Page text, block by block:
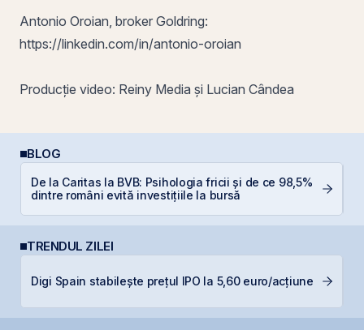
Antonio Oroian, broker Goldring:
https://linkedin.com/in/antonio-oroian
Producție video: Reiny Media și Lucian Cândea
BLOG
De la Caritas la BVB: Psihologia fricii și de ce 98,5%
dintre români evită investițiile la bursă
TRENDUL ZILEI
Digi Spain stabilește prețul IPO la 5,60 euro/acțiune